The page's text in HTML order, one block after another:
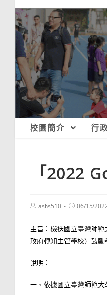
校園簡介 行
「2022
Postashs510
Post06/15/
主旨：檢送國立臺灣師
政府轉知主管學校）鼓勵
說明：
一、依據國立臺灣師範